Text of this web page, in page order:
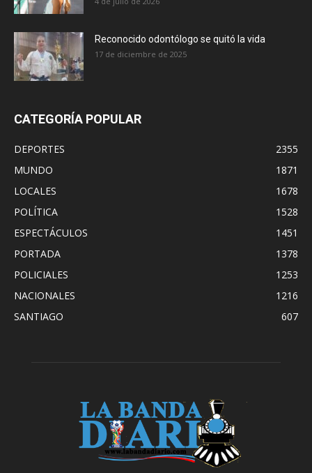
Reconocido odontólogo se quitó la vida
17 de diciembre de 2025
CATEGORÍA POPULAR
DEPORTES
2355
MUNDO
1871
LOCALES
1678
POLÍTICA
1528
ESPECTÁCULOS
1451
PORTADA
1378
POLICIALES
1253
NACIONALES
1216
SANTIAGO
607